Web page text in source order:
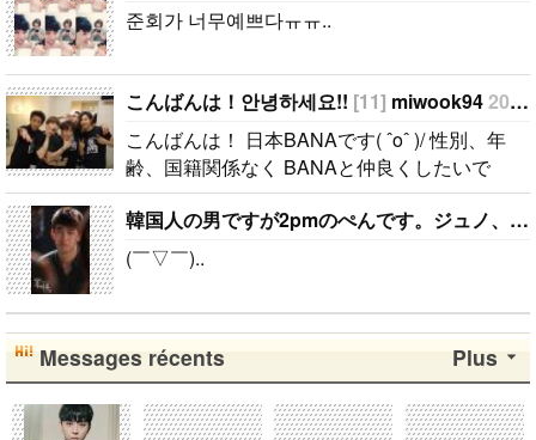
彼らのことたくさん知りたいです。..
준회가 너무예쁘다ㅠㅠ..
こんばんは！안녕하세요!! [11] miwook942025.01.23
こんばんは！ 日本BANAです( ˆoˆ )/ 性別、年
齢、国籍関係なく BANAと仲良くしたいで
す！！ ちなみに、94lineゴンチャンぺんです！
コメント、メール待ってます( ˆoˆ )/안녕하세
요!..
韓国人の男ですが2pmのぺんです。ジュノ、テギョンぺんが特にぺんです。
(￣▽￣)..
Plus
Messages récents